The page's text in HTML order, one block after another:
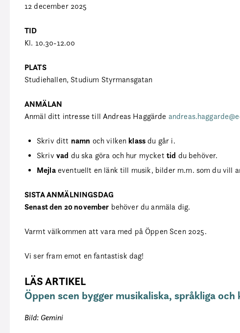
12 december 2025
TID
Kl. 10.30-12.00
PLATS
Studiehallen, Studium Styrmansgatan
ANMÄLAN
Anmäl ditt intresse till Andreas Haggärde
Skriv ditt namn och vilken klass du går i.
Skriv vad du ska göra och hur mycket tid du behöver.
Mejlaeventuellt en länk till musik, bilder m.m. som du vill
SISTA ANMÄLNINGSDAG
Senast den 20 november behöver du anmäla dig.
Varmt välkommen att vara med på Öppen Scen 2025.
Vi ser fram emot en fantastisk dag!
LÄS ARTIKEL
Öppen scen bygger musikaliska, språkliga
Bild: Gemini